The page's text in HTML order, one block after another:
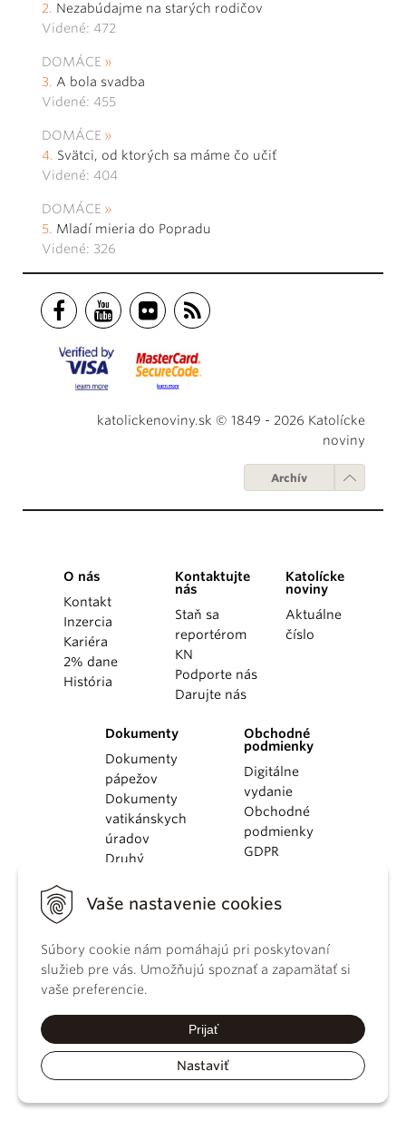
Vaše nastavenie cookies
Súbory cookie nám pomáhajú pri poskytovaní
služieb pre vás. Umožňujú spoznať a zapamätať si
vaše preferencie.
Prijať
Nastaviť
Nezabúdajme na starých rodičov
Videné: 472
DOMÁCE
A bola svadba
Videné: 455
DOMÁCE
Svätci, od ktorých sa máme čo učiť
Videné: 404
DOMÁCE
Mladí mieria do Popradu
Videné: 326
katolickenoviny.sk © 1849 - 2026 Katolícke
noviny
Archív
O nás
Kontakt
Inzercia
Kariéra
2% dane
História
Kontaktujte
nás
Staň sa
reportérom
KN
Podporte nás
Darujte nás
Katolícke
noviny
Aktuálne
číslo
Dokumenty
Dokumenty
pápežov
Dokumenty
vatikánskych
úradov
Druhý
koncil
Kódex
kánonického
práva
Katechizmus
Obchodné
podmienky
Digitálne
vydanie
Obchodné
podmienky
GDPR